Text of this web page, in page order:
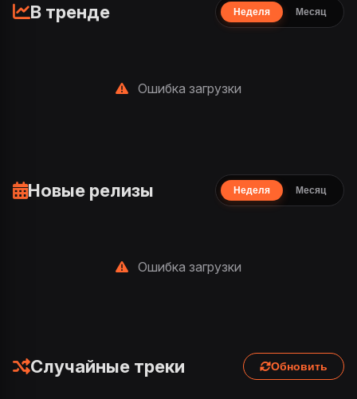
В тренде Неделя Месяц
Ошибка загрузки
Новые релизы Неделя Месяц
Ошибка загрузки
Случайные треки Обновить